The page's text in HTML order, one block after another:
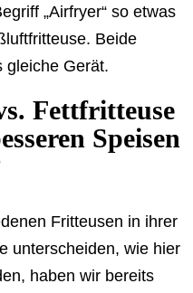
„Airfryer“ so etwas
Beide
gleiche Gerät.
Fettfritteuse
Speisen
Fritteusen in ihrer
unterscheiden, wie hier
haben wir bereits